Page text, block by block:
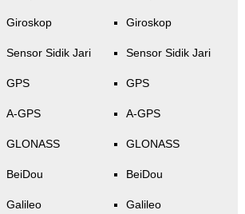
Giroskop
Sensor Sidik Jari
GPS
A-GPS
GLONASS
BeiDou
Galileo
Giroskop
Sensor Sidik Jari
GPS
A-GPS
GLONASS
BeiDou
Galileo